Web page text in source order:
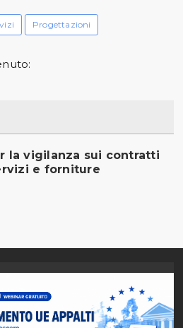
Progettazioni
la vigilanza sui contratti
e forniture